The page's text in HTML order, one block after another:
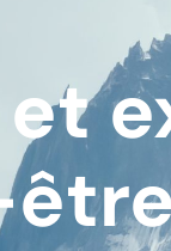
et